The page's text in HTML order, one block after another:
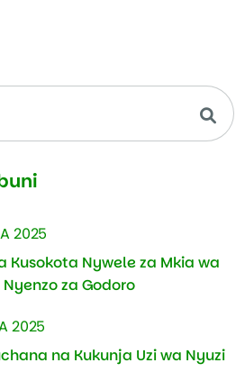
2025
Kusokota Nywele za Mkia wa
za Godoro
2025
na Kukunja Uzi wa Nyuzi